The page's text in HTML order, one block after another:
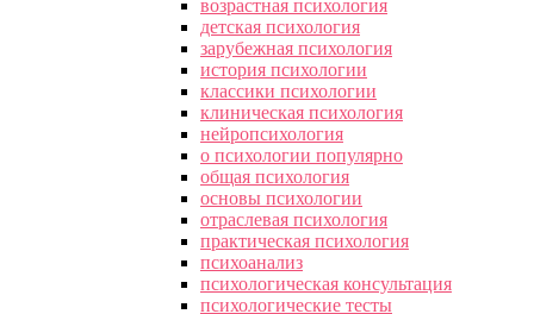
возрастная психология
детская психология
зарубежная психология
история психологии
классики психологии
клиническая психология
нейропсихология
о психологии популярно
общая психология
основы психологии
отраслевая психология
практическая психология
психоанализ
психологическая консультация
психологические тесты